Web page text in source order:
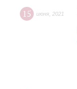
15 июня 2021